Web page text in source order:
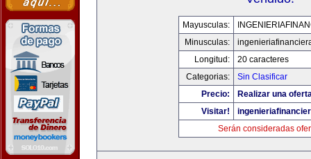
Mayusculas:
Minusculas:
Longitud:
20 caracteres
Categorias:
Sin Clasificar
Precio:
Realizar una
Visitar!
Serán consideradas